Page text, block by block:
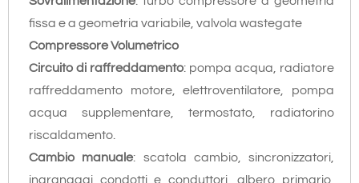
fissa e a geometria variabile, valvola wastegate
Compressore Volumetrico
Circuito di raffreddamento: pompa acqua, radiatore
raffreddamento motore, elettroventilatore, pompa
acqua supplementare, termostato, radiatorino
riscaldamento.
Cambio manuale: scatola cambio, sincronizzatori,
ingranaggi condotti e conduttori, albero primario,